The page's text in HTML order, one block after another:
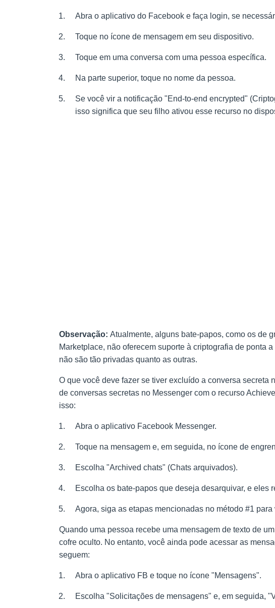
Abra o aplicativo do Facebook e faça login, se
Toque no ícone de mensagem em seu dispositivo.
Toque em uma conversa com uma pessoa específica.
Na parte superior, toque no nome da pessoa.
Se você vir a notificação "End-to-end encrypted"
isso significa que seu filho ativou esse recurso no
Observação: Atualmente, alguns bate-papos, como os de
Marketplace, não oferecem suporte à criptografia de ponta
não são tão privadas quanto as outras.
O que você deve fazer se tiver excluído a conversa
de conversas secretas no Messenger com o recurso
isso:
Abra o aplicativo Facebook Messenger.
Toque na mensagem e, em seguida, no ícone de
Escolha "Archived chats" (Chats arquivados).
Escolha os bate-papos que deseja desarquivar, e eles
Agora, siga as etapas mencionadas no método #1
Quando uma pessoa recebe uma mensagem de texto de
cofre oculto. No entanto, você ainda pode acessar as
seguem:
Abra o aplicativo FB e toque no ícone "Mensagens".
Escolha "Solicitações de mensagens" e, em seguida,